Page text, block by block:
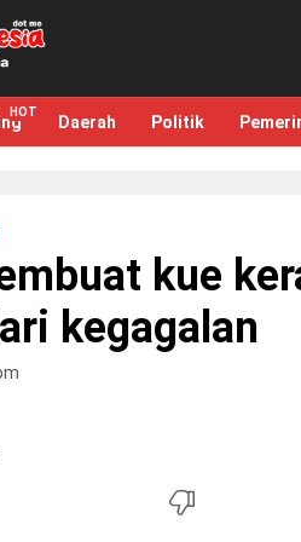
Daerah Politik
kue
kegagalan